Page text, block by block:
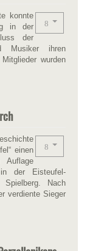
konnte
in der
der
Musiker ihren
wurden
einen
Auflage
der Eisteufel-
Spielberg. Nach
verdiente Sieger